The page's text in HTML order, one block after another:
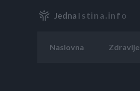
Jedna Istina.info
Naslovna Zdravlje